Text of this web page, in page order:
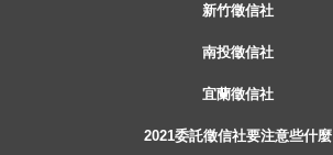
新竹徵信社
南投徵信社
宜蘭徵信社
2021委託徵信社要注意些什麼